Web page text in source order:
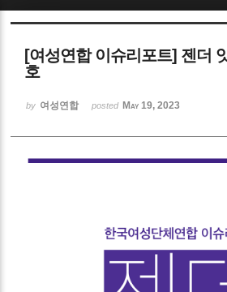
[여성연합 이슈리포트] 젠더
호
by 여성연합 posted May 19, 2023
Sketchbook5, 스케
Sketchbook5, 스케